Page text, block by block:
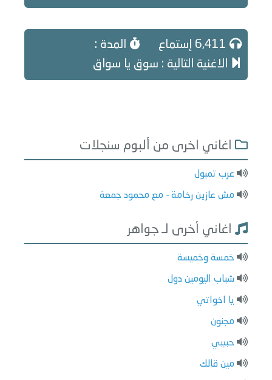
المدة :
الاغنية التالية : سوق يا سواق
اغاني اخرى من ألبوم سنجلات
عرب تمبول
مش عازين رخامة - مع محمود جمعة
اغاني أخرى لـ جواهر
خمسة وخميسة
شباب اليومين دول
يا اخواتي
مجنون
حبيبي
مين قالك